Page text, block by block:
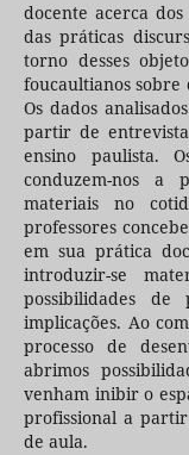
docente acerca
das práticas
torno desses
foucaultianos sobre
Os dados
partir de
ensino paulista.
conduzem-nos a
materiais no
professores
em sua prática
introduzir-se
possibilidades de
implicações. Ao
processo de
abrimos
venham inibir o
profissional a
de aula.